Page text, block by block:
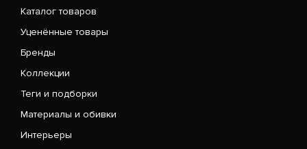
Каталог товаров
Уценённые товары
Бренды
Коллекции
Теги и подборки
Материалы и обивки
Интерьеры